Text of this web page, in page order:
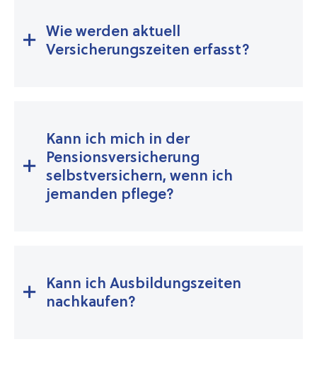
Wie werden aktuell
Versicherungszeiten erfasst?
Kann ich mich in der
Pensionsversicherung
selbstversichern, wenn ich
jemanden pflege?
Kann ich Ausbildungszeiten
nachkaufen?